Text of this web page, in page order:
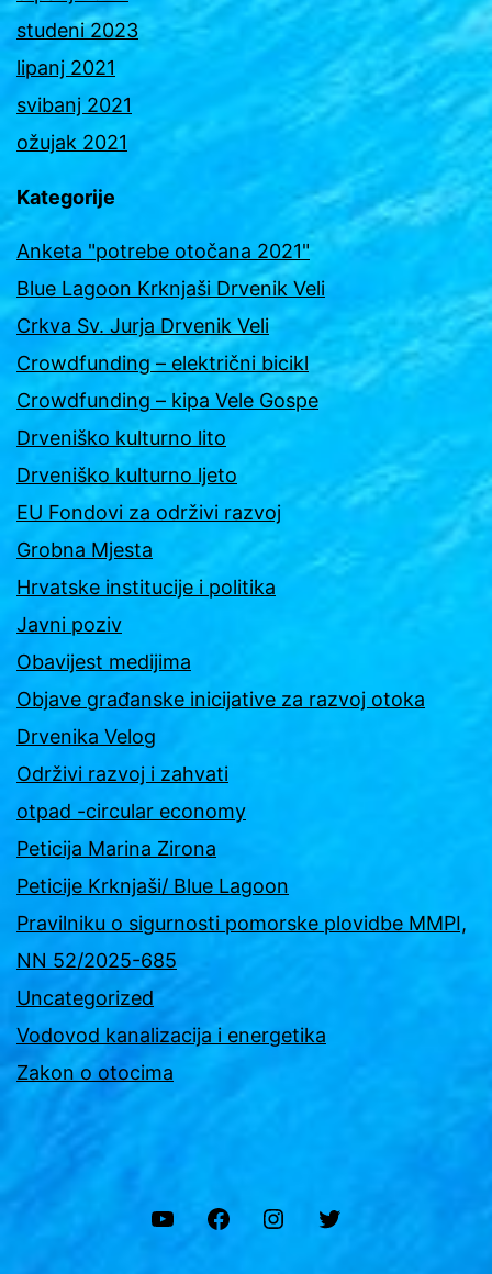
studeni 2023
lipanj 2021
svibanj 2021
ožujak 2021
Kategorije
Anketa "potrebe otočana 2021"
Blue Lagoon Krknjaši Drvenik Veli
Crkva Sv. Jurja Drvenik Veli
Crowdfunding – električni bicikl
Crowdfunding – kipa Vele Gospe
Drveniško kulturno lito
Drveniško kulturno ljeto
EU Fondovi za održivi razvoj
Grobna Mjesta
Hrvatske institucije i politika
Javni poziv
Obavijest medijima
Objave građanske inicijative za razvoj otoka
Drvenika Velog
Održivi razvoj i zahvati
otpad -circular economy
Peticija Marina Zirona
Peticije Krknjaši/ Blue Lagoon
Pravilniku o sigurnosti pomorske plovidbe MMPI,
NN 52/2025-685
Uncategorized
Vodovod kanalizacija i energetika
Zakon o otocima
YouTube FacebookInstagram